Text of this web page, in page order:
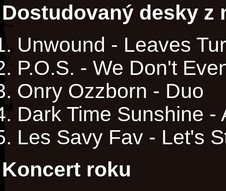
Dostudovaný desky z
Unwound - Leaves
P.O.S. - We Don't
Onry Ozzborn - Duo
Dark Time Sunshine -
Les Savy Fav - Let's
Koncert roku